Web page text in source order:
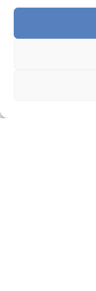
Come
vacanze
Vivi la